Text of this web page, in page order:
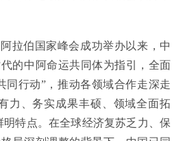
伯国家峰会成功举办以来，中
的中阿命运共同体为指引，全面
同行动”，推动各领域合作走深走
力、务实成果丰硕、领域全面拓
明特点。在全球经济复苏乏力、保